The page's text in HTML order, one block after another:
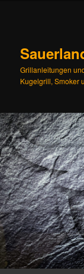
Grillanleitungen
Kugelgrill, Smoker